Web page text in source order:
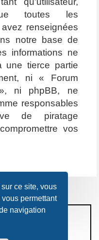
ce site, vous
permettant
navigation
toutes les
renseignées
notre base de
informations ne
une tierce partie
ni « Forum
ni phpBB, ne
responsables
de piratage
vos
PRIVÉE